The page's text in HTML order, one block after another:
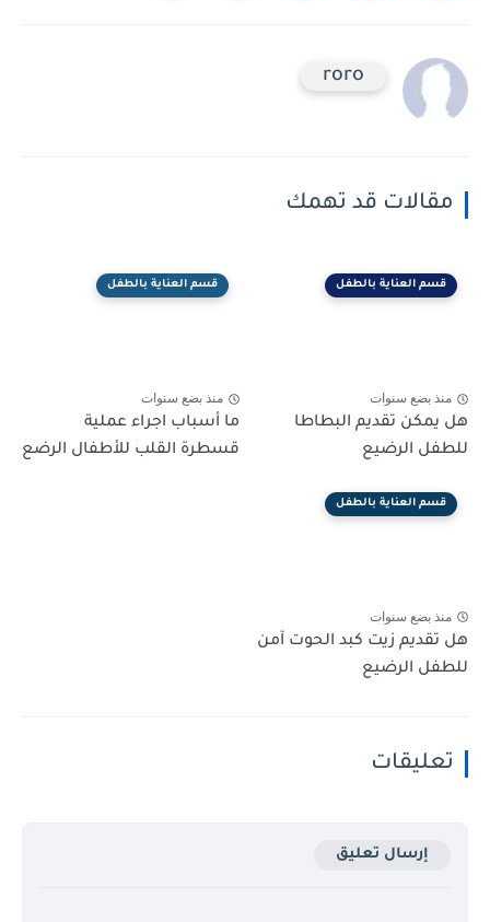
roro
مقالات قد تهمك
قسم العناية بالطفل
منذ بضع سنوات
هل يمكن تقديم البطاطا
للطفل الرضيع
قسم العناية بالطفل
منذ بضع سنوات
ما أسباب اجراء عملية
قسطرة القلب للأطفال الرضع
قسم العناية بالطفل
منذ بضع سنوات
هل تقديم زيت كبد الحوت آمن
للطفل الرضيع
تعليقات
إرسال تعليق